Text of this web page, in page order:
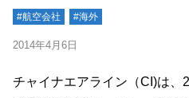
#航空会社 #海外
2014年4月6日
チャイナエアライン（CI)は、